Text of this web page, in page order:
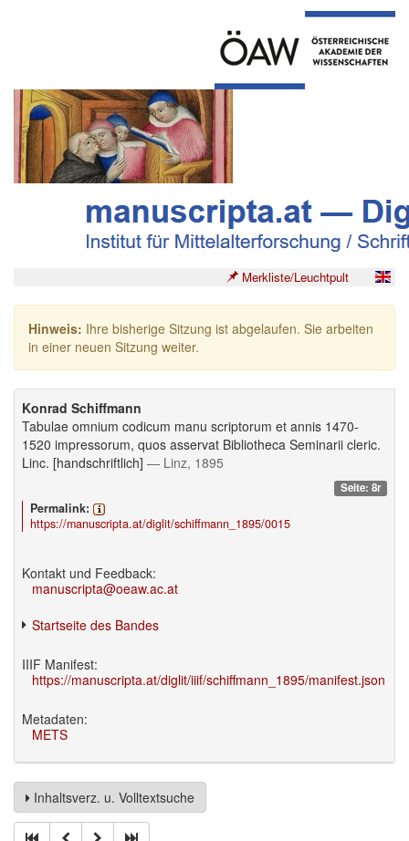
Merkliste/Leuchtpult
Hinweis: Ihre bisherige Sitzung ist abgelaufen. Sie arbeiten
in einer neuen Sitzung weiter.
Konrad Schiffmann
Tabulae omnium codicum manu scriptorum et annis 1470-
1520 impressorum, quos asservat Bibliotheca Seminarii cleric.
Linc. [handschriftlich] — Linz, 1895
Seite: 8r
Permalink:
https://manuscripta.at/diglit/schiffmann_1895/0015
Kontakt und Feedback:
manuscripta@oeaw.ac.at
Startseite des Bandes
IIIF Manifest:
https://manuscripta.at/diglit/iiif/schiffmann_1895/manifest.json
Metadaten:
METS
Inhaltsverz. u. Volltextsuche